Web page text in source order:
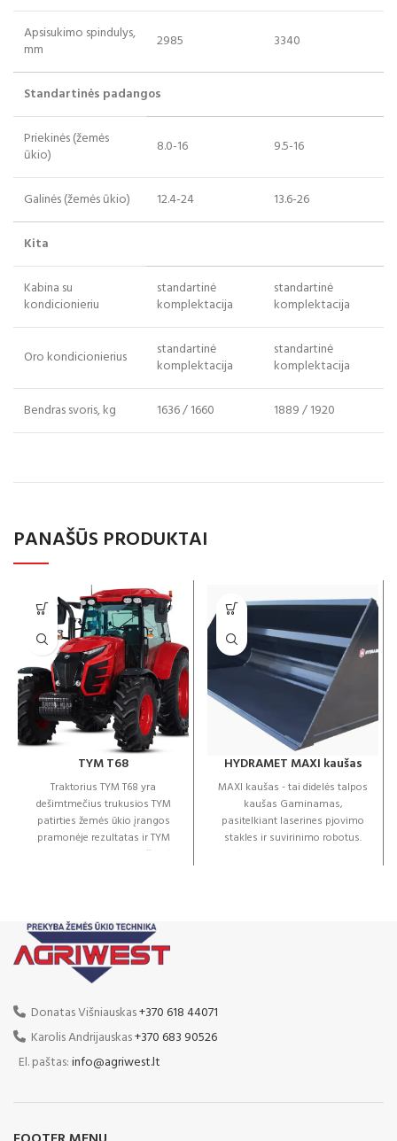
Apsisukimo spindulys,
mm
2985 3340
Standartinės padangos
Priekinės (žemės
ūkio)
8.0-16 9.5-16
Galinės (žemės ūkio) 12.4-24 13.6-26
Kita
Kabina su
kondicionieriu
standartinė
komplektacija
standartinė
komplektacija
Oro kondicionierius
standartinė
komplektacija
standartinė
komplektacija
Bendras svoris, kg 1636 / 1660 1889 / 1920
PANAŠŪS PRODUKTAI
TYM T68
Traktorius TYM T68 yra
dešimtmečius trukusios TYM
patirties žemės ūkio įrangos
pramonėje rezultatas ir TYM
technologijos, dizaino ir žemės
pirmų rankų su T68 –
kompaktišku bei universaliu
traktoriumi, kuris pasižymi
naujoviška ir rafinuota
konstrukcija kurioje
sujungiamos galingos našumo
Mėgaukitės tiksliu ir efektyviu
valdymu naudodami intuityvius
ir patogius valdiklius, o
dirbkite patogiai ir stilingai su
HYDRAMET MAXI kaušas
MAXI kaušas - tai didelės talpos
kaušas Gaminamas,
pasitelkiant laserines pjovimo
stakles ir suvirinimo robotus.
Donatas Višniauskas+370 618 44071
Karolis Andrijauskas+370 683 90526
El. paštas:info@agriwest.lt